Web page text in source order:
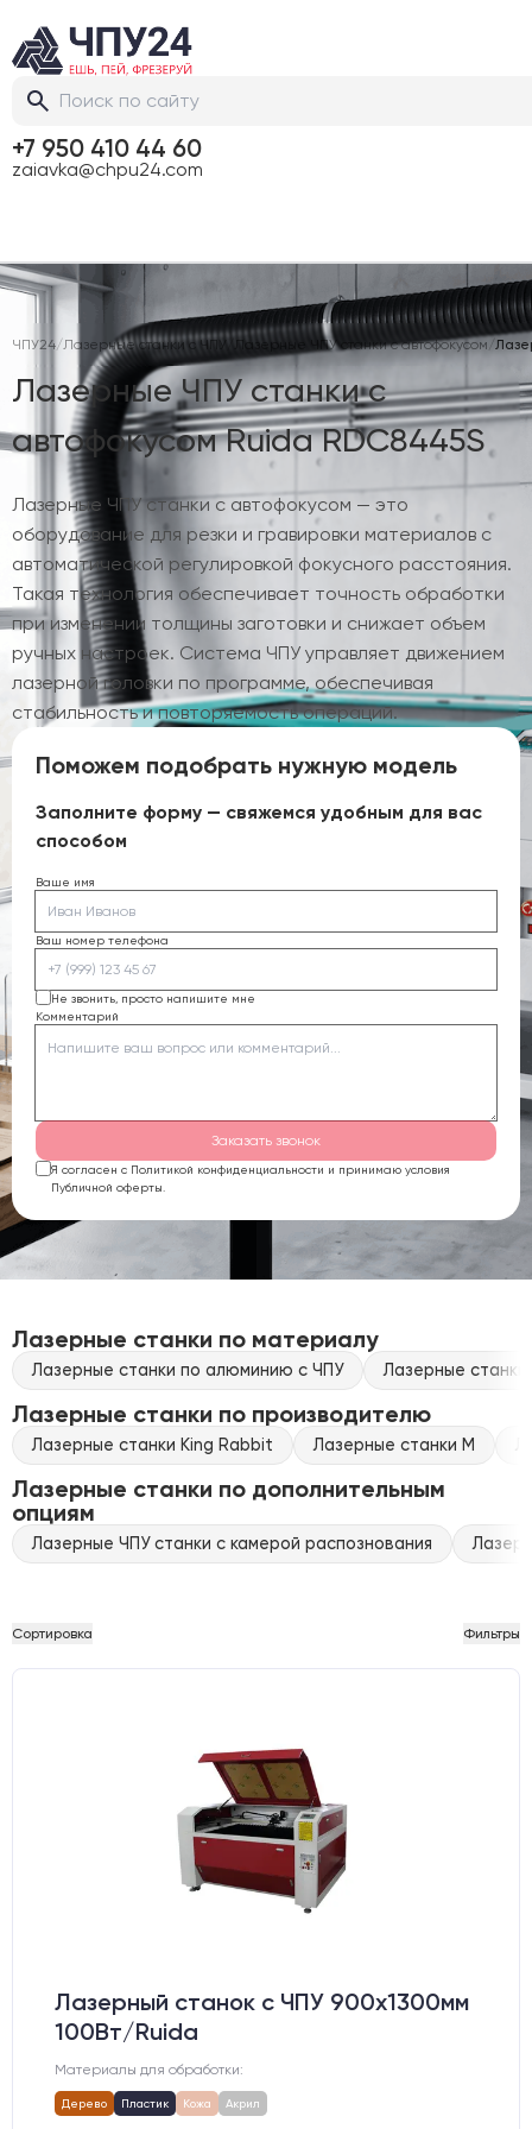
+7 950 410 44 60
zaiavka@chpu24.com
ЧПУ24/Лазерные станки с ЧПУ / Лазерные ЧПУ станки с автофокусом /
Лазерные ЧПУ станки с
автофокусом Ruida RDC8445S
Лазерные ЧПУ станки с автофокусом — это
оборудование для резки и гравировки материалов с
автоматической регулировкой фокусного расстояния.
Такая технология обеспечивает точность обработки
при изменении толщины заготовки и снижает объем
ручных настроек. Система ЧПУ управляет движением
лазерной головки по программе, обеспечивая
стабильность и повторяемость операций.
Поможем подобрать нужную модель
Заполните форму — свяжемся удобным для вас
способом
Ваше имя
Ваш номер телефона
Не звонить, просто напишите мне
Комментарий
Заказать звонок
Я согласен с Политикой конфиденциальности и принимаю условия
Публичной оферты.
Лазерные станки по материалу
Лазерные станки по алюминию с ЧПУ Лазерные
Лазерные станки по производителю
Лазерные станки King Rabbit Лазерные станки M
Лазерные станки по дополнительным
опциям
Лазерные ЧПУ станки с камерой распознования
Сортировка Фильтры
Лазерный станок c ЧПУ 900х1300мм
100Вт/Ruida
Материалы для обработки:
Дерево Пластик Кожа Акрил